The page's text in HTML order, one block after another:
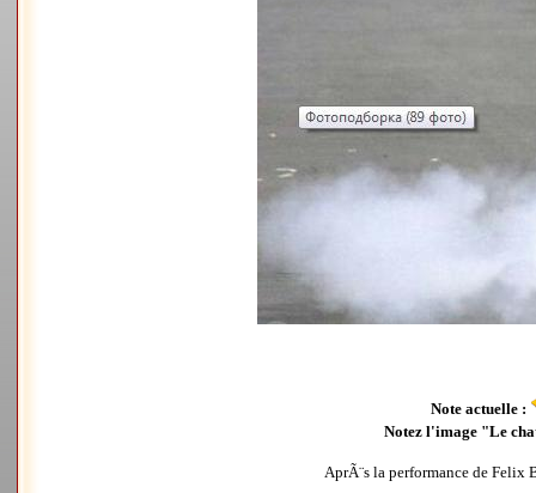
Note actuelle :
Notez l'image "Le
AprÃ¨s la performance de Felix